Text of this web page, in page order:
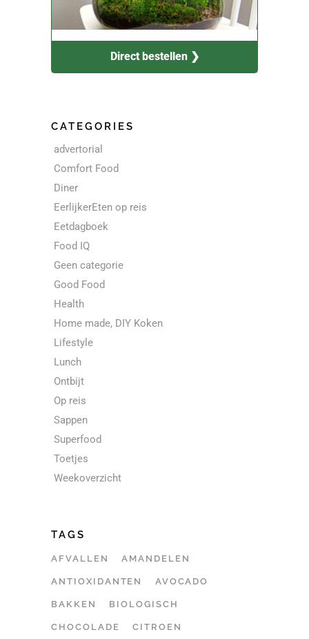
Direct bestellen ❯
CATEGORIES
advertorial
Comfort Food
Diner
EerlijkerEten op reis
Eetdagboek
Food IQ
Geen categorie
Good Food
Health
Home made, DIY Koken
Lifestyle
Lunch
Ontbijt
Op reis
Sappen
Superfood
Toetjes
Weekoverzicht
TAGS
AFVALLEN AMANDELEN
ANTIOXIDANTEN AVOCADO
BAKKEN BIOLOGISCH
CHOCOLADE CITROEN